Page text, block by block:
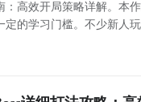
：高效开局策略详解。本
的学习门槛。不少新人